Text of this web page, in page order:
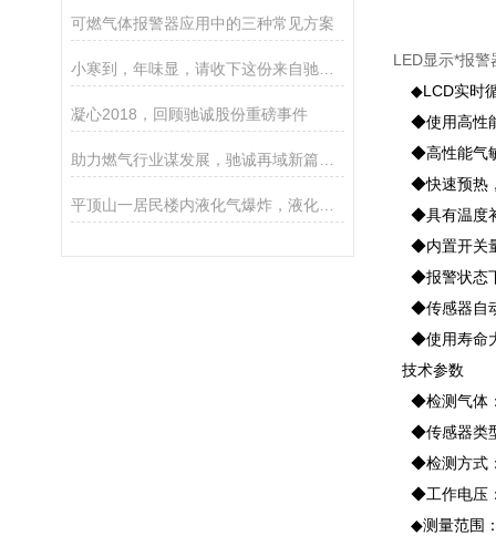
可燃气体报警器应用中的三种常见方案
小寒到，年味显，请收下这份来自驰诚电气的问候
凝心2018，回顾驰诚股份重磅事件
平顶山一居民楼内液化气爆炸，液化气成分疑有问题
LED显示*报
◆LCD实时
◆使用高性
◆高性能气
◆快速预热
◆具有温度
◆内置开关
◆报警状态
◆传感器自
◆使用寿命
技术参数
◆检测气体
◆传感器类型
◆检测方式
◆工作电压
◆测量范围